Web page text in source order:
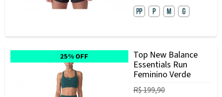
25% OFF
Top New Balance
Essentials Run
Feminino Verde
R$ 199,90